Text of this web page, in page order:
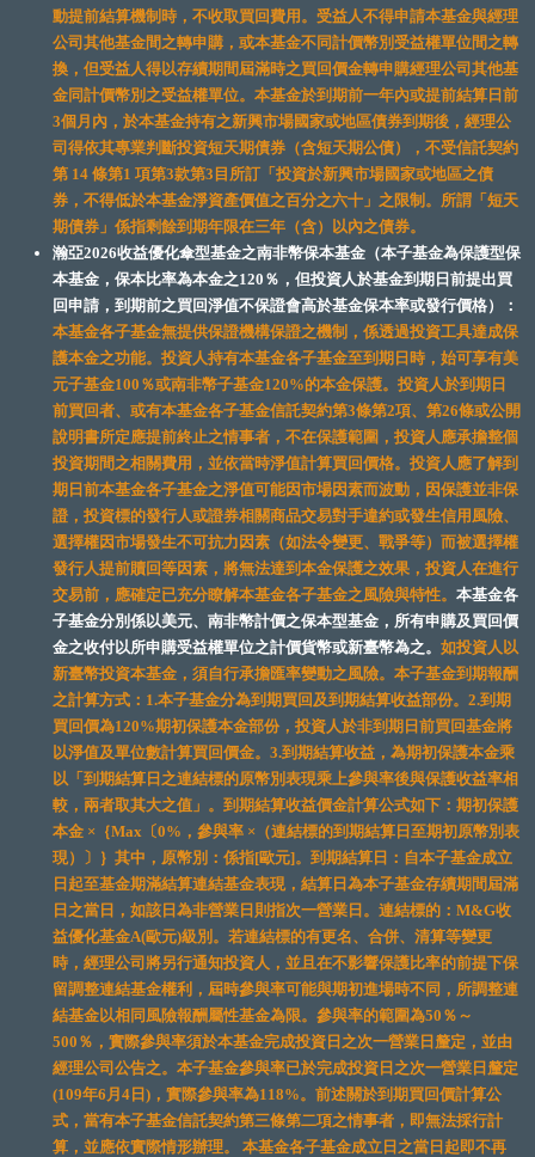
動提前結算機制時，不收取買回費用。受益人不得申請本基金與經理
公司其他基金間之轉申購，或本基金不同計價幣別受益權單位間之轉
換，但受益人得以存續期間屆滿時之買回價金轉申購經理公司其他基
金同計價幣別之受益權單位。本基金於到期前一年內或提前結算日前
3個月內，於本基金持有之新興市場國家或地區債券到期後，經理公
司得依其專業判斷投資短天期債券（含短天期公債），不受信託契約
第 14 條第1 項第3款第3目所訂「投資於新興市場國家或地區之債
券，不得低於本基金淨資產價值之百分之六十」之限制。所謂「短天
期債券」係指剩餘到期年限在三年（含）以內之債券。
瀚亞2026收益優化傘型基金之南非幣保本基金（本子基金為保護型保
本基金，保本比率為本金之120％，但投資人於基金到期日前提出買
回申請，到期前之買回淨值不保證會高於基金保本率或發行價格）：
本基金各子基金無提供保證機構保證之機制，係透過投資工具達成保
護本金之功能。投資人持有本基金各子基金至到期日時，始可享有美
元子基金100％或南非幣子基金120%的本金保護。投資人於到期日
前買回者、或有本基金各子基金信託契約第3條第2項、第26條或公開
說明書所定應提前終止之情事者，不在保護範圍，投資人應承擔整個
投資期間之相關費用，並依當時淨值計算買回價格。投資人應了解到
期日前本基金各子基金之淨值可能因市場因素而波動，因保護並非保
證，投資標的發行人或證券相關商品交易對手違約或發生信用風險、
選擇權因市場發生不可抗力因素（如法令變更、戰爭等）而被選擇權
發行人提前贖回等因素，將無法達到本金保護之效果，投資人在進行
交易前，應確定已充分瞭解本基金各子基金之風險與特性。 本基金各
子基金分別係以美元、南非幣計價之保本型基金，所有申購及買回價
金之收付以所申購受益權單位之計價貨幣或新臺幣為之。 如投資人以
新臺幣投資本基金，須自行承擔匯率變動之風險。本子基金到期報酬
之計算方式：1.本子基金分為到期買回及到期結算收益部份。2.到期
買回價為120%期初保護本金部份，投資人於非到期日前買回基金將
以淨值及單位數計算買回價金。3.到期結算收益，為期初保護本金乘
以「到期結算日之連結標的原幣別表現乘上參與率後與保護收益率相
較，兩者取其大之值」。到期結算收益價金計算公式如下：期初保護
本金 ×｛Max〔0%，參與率 ×（連結標的到期結算日至期初原幣別表
現）〕｝其中，原幣別：係指[歐元]。到期結算日：自本子基金成立
日起至基金期滿結算連結基金表現，結算日為本子基金存續期間屆滿
日之當日，如該日為非營業日則指次一營業日。連結標的：M&G收
益優化基金A(歐元)級別。若連結標的有更名、合併、清算等變更
時，經理公司將另行通知投資人，並且在不影響保護比率的前提下保
留調整連結基金權利，屆時參與率可能與期初進場時不同，所調整連
結基金以相同風險報酬屬性基金為限。參與率的範圍為50％～
500％，實際參與率須於本基金完成投資日之次一營業日釐定，並由
經理公司公告之。本子基金參與率已於完成投資日之次一營業日釐定
(109年6月4日)，實際參與率為118%。前述關於到期買回價計算公
式，當有本子基金信託契約第三條第二項之情事者，即無法採行計
算，並應依實際情形辦理。 本基金各子基金成立日之當日起即不再